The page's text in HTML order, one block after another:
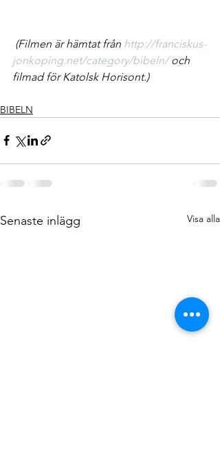
(Filmen är hämtat från http://franciskus-
jonkoping.net/category/bibeln/ och
filmad för Katolsk Horisont.)
BIBELN
Senaste inlägg Visa alla